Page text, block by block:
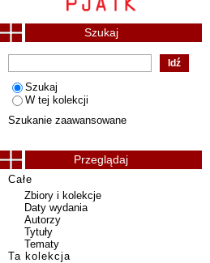
Szukaj
Szukaj
W tej kolekcji
Szukanie zaawansowane
Przeglądaj
Całe
Zbiory i kolekcje
Daty wydania
Autorzy
Tytuły
Tematy
Ta kolekcja